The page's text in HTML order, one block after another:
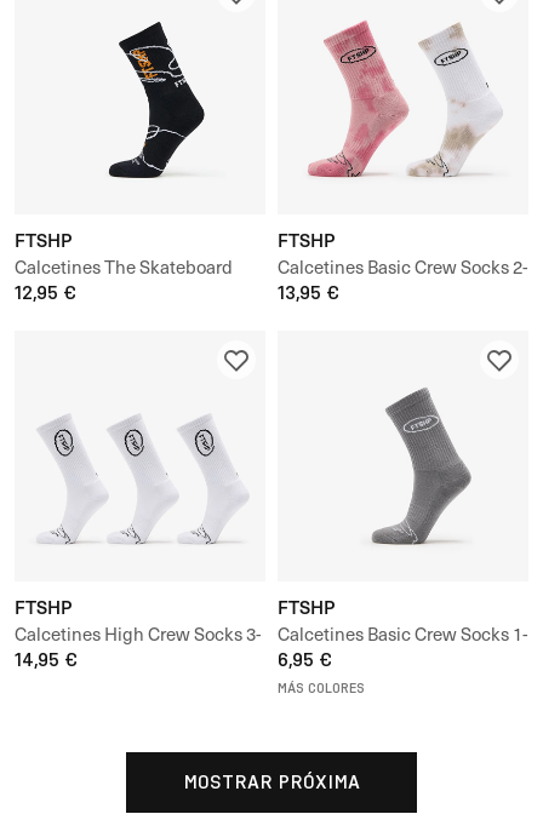
FTSHP
Calcetines The Skateboard
Socks
12,95 €
FTSHP
Calcetines Basic Crew Socks 2-
Pack
13,95 €
FTSHP
Calcetines High Crew Socks 3-
Pack
14,95 €
FTSHP
Calcetines Basic Crew Socks 1-
Pack
6,95 €
MÁS COLORES
MOSTRAR PRÓXIMA